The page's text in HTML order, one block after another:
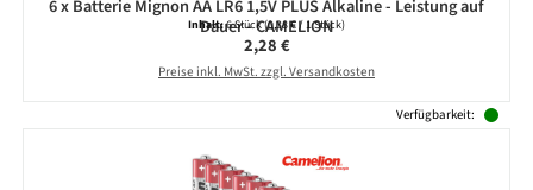
6 x Batterie Mignon AA LR6 1,5V PLUS Alkaline - Leistung auf
Dauer - CAMELION
Inhalt:6 Stück(0,38 € / 1 Stück)
Regulärer Preis:
2,28 €
Preise inkl. MwSt. zzgl. Versandkosten
Verfügbarkeit: